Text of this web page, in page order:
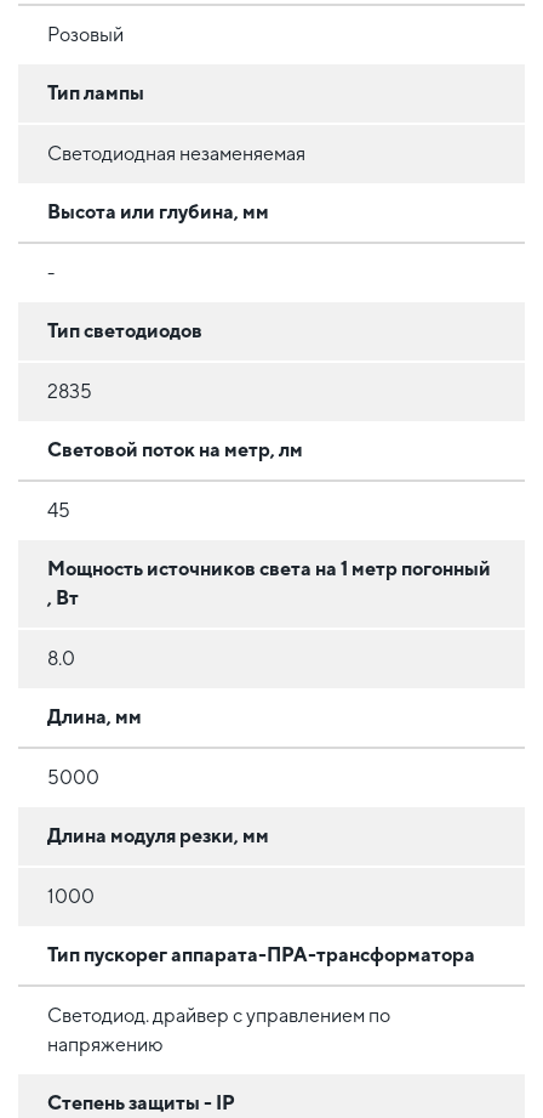
Розовый
Тип лампы
Светодиодная незаменяемая
Высота или глубина, мм
-
Тип светодиодов
2835
Световой поток на метр, лм
45
Мощность источников света на 1 метр погонный
, Вт
8.0
Длина, мм
5000
Длина модуля резки, мм
1000
Тип пускорег аппарата-ПРА-трансформатора
Светодиод. драйвер с управлением по
напряжению
Степень защиты - IP